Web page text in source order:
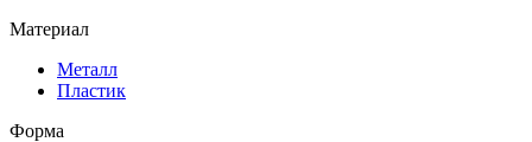
Материал
Металл
Пластик
Форма